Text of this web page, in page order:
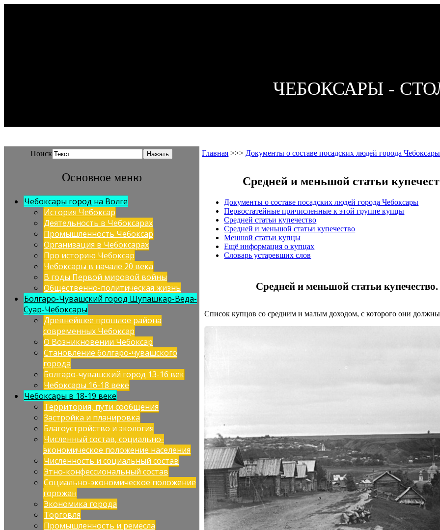
ЧЕБОКСАРЫ -
Поиск
Основное меню
Чебоксары город на Волге
История Чебоксар
Деятельность в Чебоксарах
Промышленность Чебоксар
Организация в Чебоксарах
Про историю Чебоксар
Чебоксары в начале 20 века
В годы Первой мировой войны
Общественно-политическая жизнь
Болгаро-Чувашский город Шупашкар-Веда-
Суар-Чебоксары
Древнейшее прошлое района
современных Чебоксар
О Возникновении Чебоксар
Становление болгаро-чувашского
города
Болгаро-чувашский город 13-16 век
Чебоксары 16-18 веке
Чебоксары в 18-19 веке
Территория, пути сообщения
Застройка и планировка
Благоустройство и экология
Численный состав, социально-
экономическое положение населения
Численность и социальный состав
Этно-конфессиональный состав
Социально-экономическое положение
горожан
Экономика города
Торговля
Промышленность и ремёсла
Главная >>> Документы о составе посадских людей города Чебоксары
Средней и меньшой статьи
Документы о составе посадских людей города Чебоксары
Первостатейные причисленные к этой группе купцы
Средней статьи купечество
Средней и меньшой статьи купечество
Меншой статьи купцы
Ещё информация о купцах
Словарь устаревших слов
Средней и меньшой статьи купечество.
Список купцов со средним и малым доходом, с которого они должны